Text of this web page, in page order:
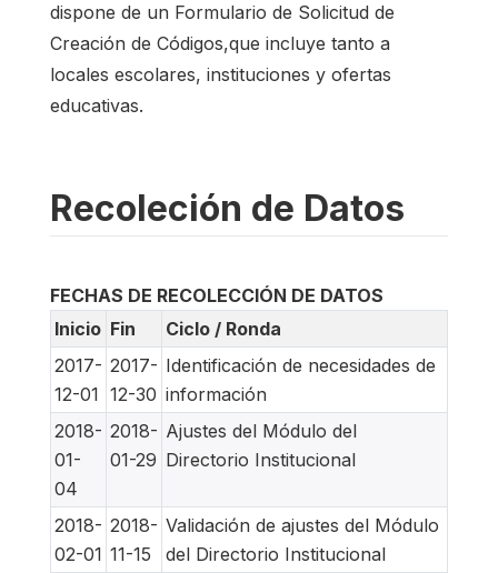
dispone de un Formulario de Solicitud de
Creación de Códigos,que incluye tanto a
locales escolares, instituciones y ofertas
educativas.
Recoleción de Datos
FECHAS DE RECOLECCIÓN DE DATOS
Inicio Fin
Ciclo / Ronda
2017-
12-01
2017-
12-30
Identificación de necesidades de
información
2018-
01-
04
2018-
01-29
Ajustes del Módulo del
Directorio Institucional
2018-
02-01
2018-
11-15
Validación de ajustes del Módulo
del Directorio Institucional